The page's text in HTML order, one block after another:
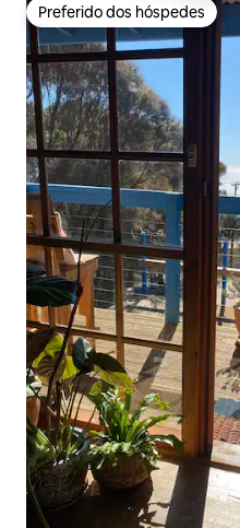
Preferido dos hóspedes
Preferido dos hóspedes